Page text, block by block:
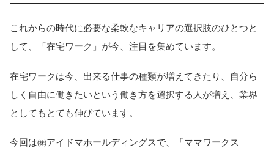
これからの時代に必要な柔軟なキャリアの選択肢のひとつと
して、「在宅ワーク」が今、注目を集めています。
在宅ワークは今、出来る仕事の種類が増えてきたり、自分ら
しく自由に働きたいという働き方を選択する人が増え、業界
としてもとても伸びています。
今回は㈱アイドマホールディングスで、「ママワークス